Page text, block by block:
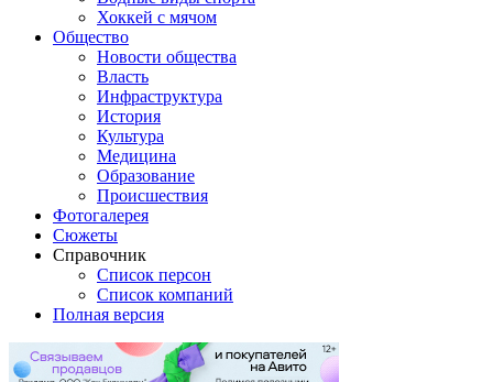
Хоккей с мячом
Общество
Новости общества
Власть
Инфраструктура
История
Культура
Медицина
Образование
Происшествия
Фотогалерея
Сюжеты
Справочник
Список персон
Список компаний
Полная версия